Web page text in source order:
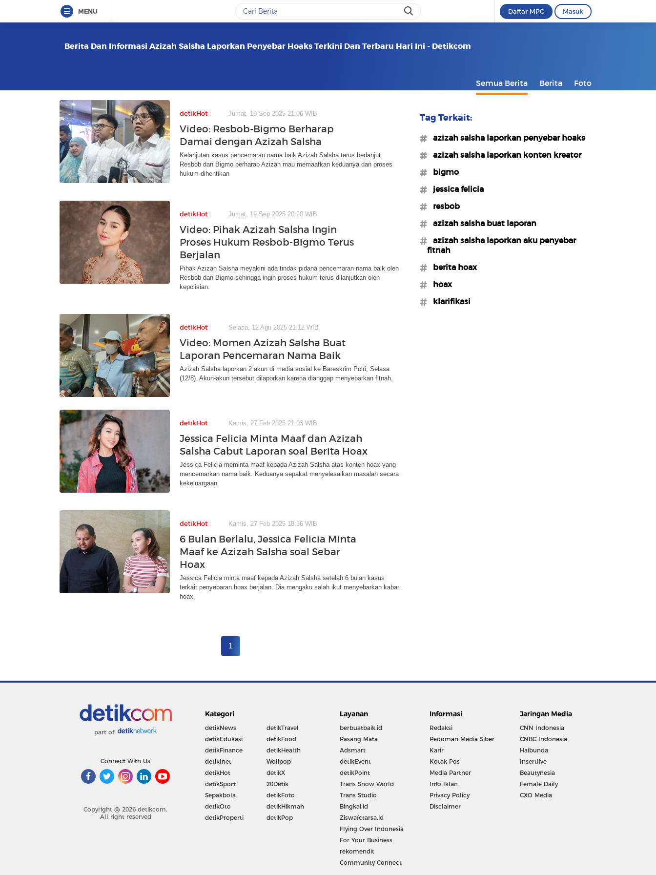
MENU Daftar MPC Masuk
Berita Dan Informasi Azizah Salsha Laporkan Penyebar Hoaks Terkini Dan Terbaru Hari Ini - Detikcom
Semua Berita Berita Foto
detikHot Jumat, 19 Sep 2025 21:06 WIB
Video: Resbob-Bigmo Berharap
Damai dengan Azizah Salsha
Kelanjutan kasus pencemaran nama baik Azizah Salsha terus berlanjut.
Resbob dan Bigmo berharap Azizah mau memaafkan keduanya dan proses
hukum dihentikan
detikHot Jumat, 19 Sep 2025 20:20 WIB
Video: Pihak Azizah Salsha Ingin
Proses Hukum Resbob-Bigmo Terus
Berjalan
Pihak Azizah Salsha meyakini ada tindak pidana pencemaran nama baik oleh
Resbob dan Bigmo sehingga ingin proses hukum terus dilanjutkan oleh
kepolisian.
detikHot Selasa, 12 Agu 2025 21:12 WIB
Video: Momen Azizah Salsha Buat
Laporan Pencemaran Nama Baik
Azizah Salsha laporkan 2 akun di media sosial ke Bareskrim Polri, Selasa
(12/8). Akun-akun tersebut dilaporkan karena dianggap menyebarkan fitnah.
detikHot Kamis, 27 Feb 2025 21:03 WIB
Jessica Felicia Minta Maaf dan Azizah
Salsha Cabut Laporan soal Berita Hoax
Jessica Felicia meminta maaf kepada Azizah Salsha atas konten hoax yang
mencemarkan nama baik. Keduanya sepakat menyelesaikan masalah secara
kekeluargaan.
detikHot Kamis, 27 Feb 2025 18:36 WIB
6 Bulan Berlalu, Jessica Felicia Minta
Maaf ke Azizah Salsha soal Sebar
Hoax
Jessica Felicia minta maaf kepada Azizah Salsha setelah 6 bulan kasus
terkait penyebaran hoax berjalan. Dia mengaku salah ikut menyebarkan kabar
hoax.
1
Tag Terkait:
#azizah salsha laporkan penyebar hoaks
#azizah salsha laporkan konten kreator
#bigmo
#jessica felicia
#resbob
#azizah salsha buat laporan
#azizah salsha laporkan aku penyebar
fitnah
#berita hoax
#hoax
#klarifikasi
part of
Connect With Us
Copyright @ 2026 detikcom.
All right reserved
Kategori
detikNews
detikEdukasi
detikFinance
detikInet
detikHot
detikSport
Sepakbola
detikOto
detikProperti
detikTravel
detikFood
detikHealth
Wolipop
detikX
20Detik
detikFoto
detikHikmah
detikPop
Layanan
berbuatbaik.id
Pasang Mata
Adsmart
detikEvent
detikPoint
Trans Snow World
Trans Studio
Bingkai.id
Ziswafctarsa.id
Flying Over Indonesia
For Your Business
rekomendit
Community Connect
Informasi
Redaksi
Pedoman Media Siber
Karir
Kotak Pos
Media Partner
Info Iklan
Privacy Policy
Disclaimer
Jaringan Media
CNN Indonesia
CNBC Indonesia
Haibunda
Insertlive
Beautynesia
Female Daily
CXO Media